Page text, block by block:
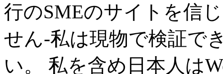
行のSMEのサイトを信
せん-私は現物で検証で
い。 私を含め日本人は